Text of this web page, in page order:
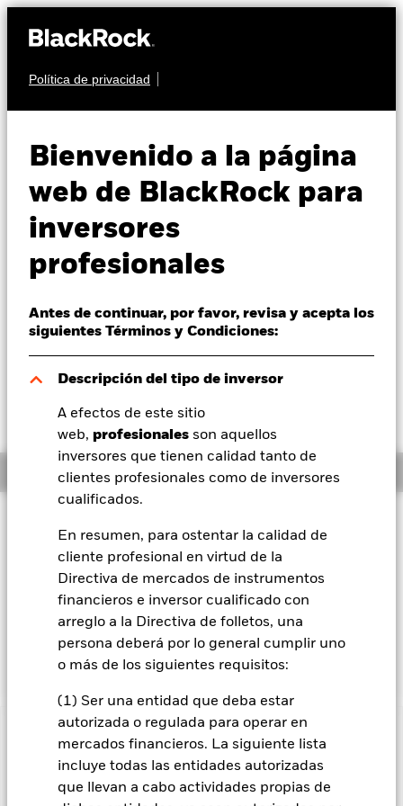
Política de privacidad
Bienvenido a la página
web de BlackRock para
inversores
profesionales
Antes de continuar, por favor, revisa y acepta los
siguientes Términos y Condiciones:
Descripción del tipo de inversor
A efectos de este sitio
web, profesionales son aquellos
inversores que tienen calidad tanto de
clientes profesionales como de inversores
cualificados.
En resumen, para ostentar la calidad de
cliente profesional en virtud de la
Directiva de mercados de instrumentos
financieros e inversor cualificado con
arreglo a la Directiva de folletos, una
persona deberá por lo general cumplir uno
o más de los siguientes requisitos:
(1) Ser una entidad que deba estar
autorizada o regulada para operar en
mercados financieros. La siguiente lista
incluye todas las entidades autorizadas
que llevan a cabo actividades propias de
Perspectivas
Visión de mercado
Educación
Profesionales
España
Change location
BlackRock
iShares
Nuestra compañía
Income Fund
Valor liquidativo a 05 ago 2026
ZAR 105,12
ZAR 0,85 (0,82%)
Información general
El Fondo trata de generar altos rendimientos de su inversión.
El Fondo invierte a escala mundial en toda la gama de
valores en los que puede invertir un OICVM, incluyendo
valores de renta variable (como acciones), valores de renta
fija (RF) (como los bonos), fondos, efectivo, depósitos e
instrumentos del mercado monetario (es decir, títulos de
deuda con vencimientos a corto plazo).
INFORMACIÓN IMPORTANTE: Capital en Riesgo.
de las inversiones y los ingresos derivados de ellas pueden
subir o bajar, y no están garantizados. Es posible que los
inversores no recuperen la cantidad invertida originalmente.